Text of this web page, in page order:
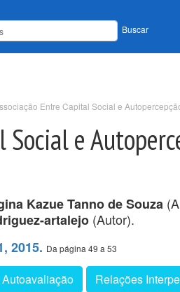
Buscar
Entre Capital Social e
e
Kazue Tanno de Souza
artalejo (Autor).
2015. Da página 49 a 53
Autoavaliação Relações